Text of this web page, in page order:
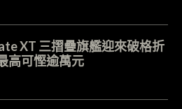
XT 三摺疊旗艦迎來破格折
高可慳逾萬元